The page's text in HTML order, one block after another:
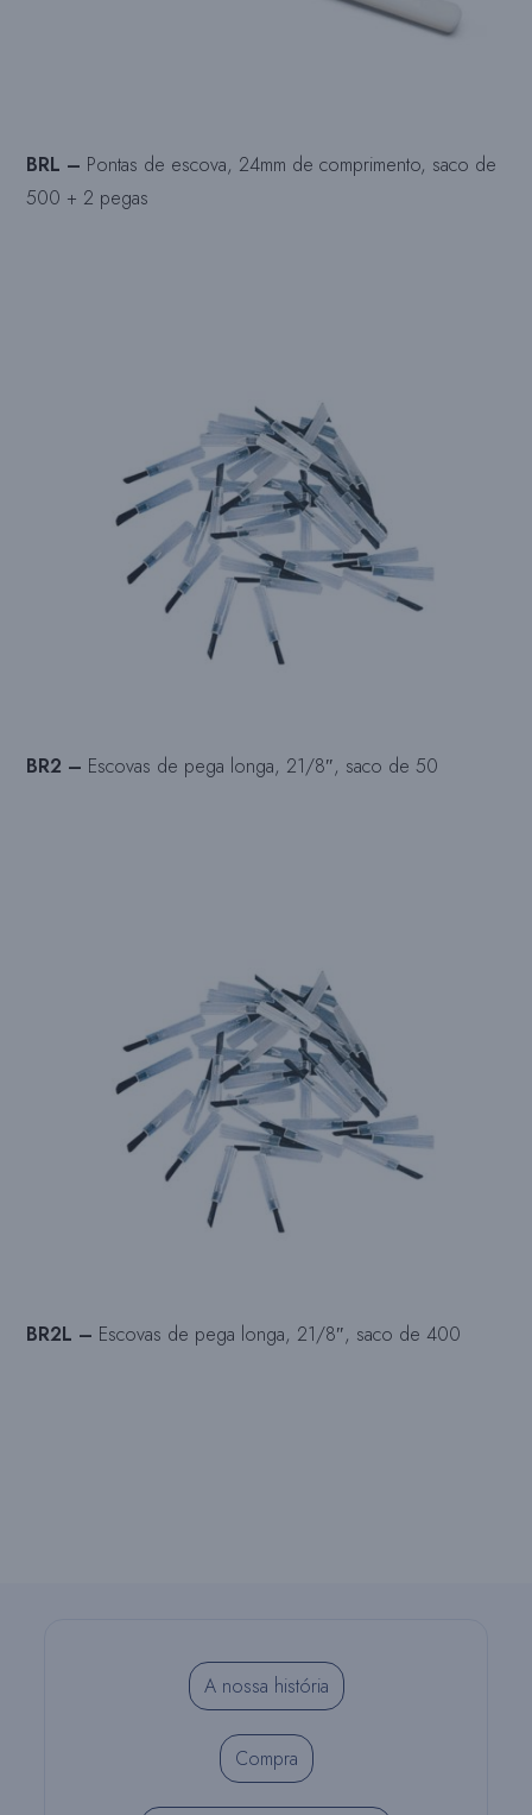
BRL – Pontas de escova, 24mm de comprimento, saco de
500 + 2 pegas
BR2 – Escovas de pega longa, 21/8″, saco de 50
BR2L – Escovas de pega longa, 21/8″, saco de 400
A nossa história
Compra